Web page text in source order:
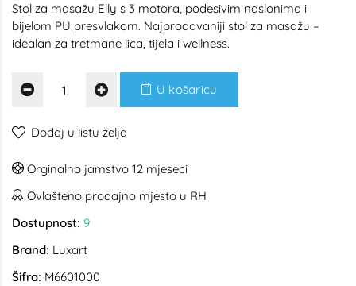
Stol za masažu Elly s 3 motora, podesivim naslonima i
bijelom PU presvlakom. Najprodavaniji stol za masažu –
idealan za tretmane lica, tijela i wellness.
U košaricu
Dodaj u listu želja
Orginalno jamstvo 12 mjeseci
Ovlašteno prodajno mjesto u RH
Dostupnost: 9
Brand: Luxart
Šifra: M6601000